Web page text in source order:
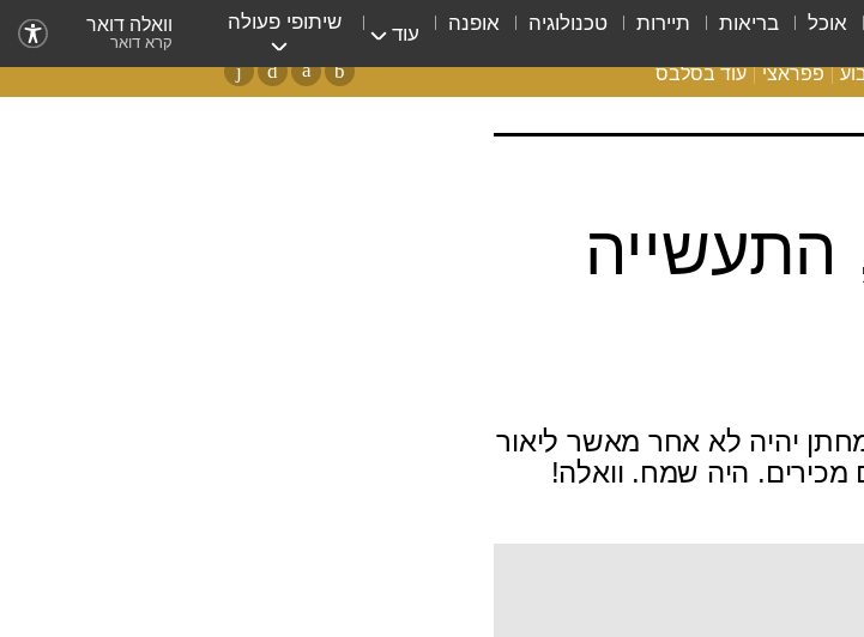
אוכל בריאות תיירות טכנולוגיה אופנה עוד שיתופי פעולה וואלה דואר
קרא דואר
פפראצי עוד בסלבס
רכלו לנו
התעשייה
יהיה לא אחר מאשר ליאור
היה שמח. וואלה!